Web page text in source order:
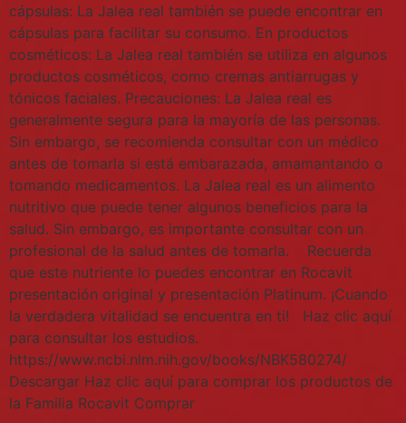
cápsulas: La Jalea real también se puede encontrar en
cápsulas para facilitar su consumo. En productos
cosméticos: La Jalea real también se utiliza en algunos
productos cosméticos, como cremas antiarrugas y
tónicos faciales. Precauciones: La Jalea real es
generalmente segura para la mayoría de las personas.
Sin embargo, se recomienda consultar con un médico
antes de tomarla si está embarazada, amamantando o
tomando medicamentos. La Jalea real es un alimento
nutritivo que puede tener algunos beneficios para la
salud. Sin embargo, es importante consultar con un
profesional de la salud antes de tomarla. Recuerda
que este nutriente lo puedes encontrar en Rocavit
presentación original y presentación Platinum. ¡Cuando
la verdadera vitalidad se encuentra en ti! Haz clic aquí
para consultar los estudios.
https://www.ncbi.nlm.nih.gov/books/NBK580274/
Descargar Haz clic aquí para comprar los productos de
la Familia Rocavit Comprar